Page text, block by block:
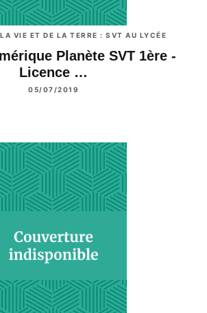
VIE ET DE LA TERRE : SVT AU LYCÉE
Planète SVT 1ère -
Licence …
05/07/2019